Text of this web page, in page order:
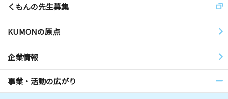
くもんの先生募集
KUMONの原点
企業情報
事業・活動の広がり